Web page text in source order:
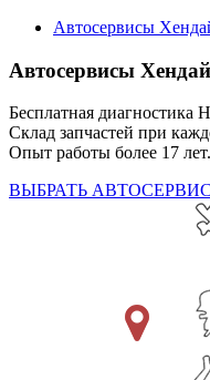
Автосервисы
Автосервисы
Бесплатная диагностика
Склад запчастей при
Опыт работы более 17
ВЫБРАТЬ АВТОСЕРВИС